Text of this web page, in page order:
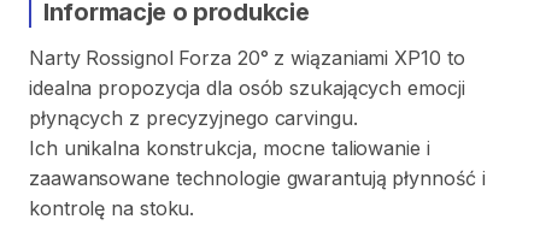
Informacje o produkcie
Narty Rossignol Forza 20° z wiązaniami XP10 to
idealna propozycja dla osób szukających emocji
płynących z precyzyjnego carvingu.
Ich unikalna konstrukcja​,​ mocne taliowanie i
zaawansowane technologie gwarantują płynność i
kontrolę na stoku.